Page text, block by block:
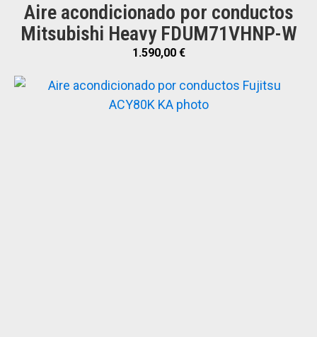
Aire acondicionado por conductos
Mitsubishi Heavy FDUM71VHNP-W
1.590,00 €